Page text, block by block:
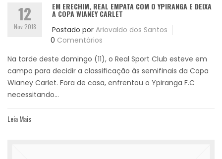
12
Nov 2018
EM ERECHIM, REAL EMPATA COM O YPIRANGA E DEIXA
A COPA WIANEY CARLET
Postado por Ariovaldo dos Santos
0 Comentários
Na tarde deste domingo (11), o Real Sport Club esteve em
campo para decidir a classificação às semifinais da Copa
Wianey Carlet. Fora de casa, enfrentou o Ypiranga F.C
necessitando...
Leia Mais